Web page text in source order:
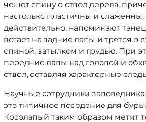
чешет спину о ствол дерева,
настолько пластичны и слаженны,
действительно, напоминают
встает на задние лапы и трется о
спиной, затылком и грудью. При
передние лапы над головой и
ствол, оставляя характерные
Научные сотрудники
это типичное поведение для
Косолапый таким образом метит